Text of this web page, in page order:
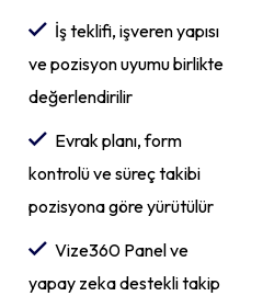
İş teklifi, işveren yapısı
ve pozisyon uyumu birlikte
değerlendirilir
Evrak planı, form
kontrolü ve süreç takibi
pozisyona göre yürütülür
Vize360 Panel ve
yapay zeka destekli takip